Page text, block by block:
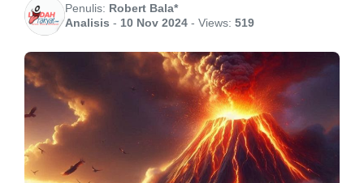
Penulis: Robert Bala*
Analisis - 10 Nov 2024 - Views: 519